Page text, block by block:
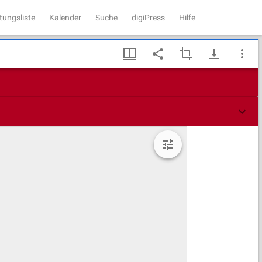
Kalender Suche digiPress Hilfe